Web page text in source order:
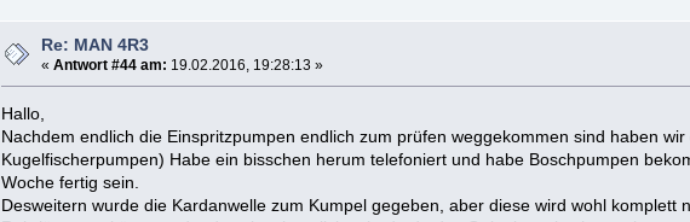
Re: MAN 4R3
« Antwort #44 am: 19.02.2016, 19:28:13 »
Hallo,
Nachdem endlich die Einspritzpumpen endlich zum prüfen weggekommen sind haben
Kugelfischerpumpen) Habe ein bisschen herum telefoniert und habe Boschpumpen
Woche fertig sein.
Desweitern wurde die Kardanwelle zum Kumpel gegeben, aber diese wird wohl